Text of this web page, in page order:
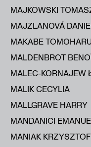
MAJKOWSKI
MAJZLANOVÁ
MAKABE
MALDENBROT
MALEC-KORNAJEW
MALIK CECYLIA
MALLGRAVE HARRY
MANDANICI
MANIAK KRZYSZTOF